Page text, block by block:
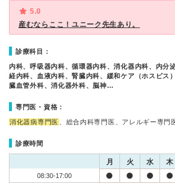
5.0
産むならここ！ユニーク先生あり。
診療科目：
内科、呼吸器内科、循環器内科、消化器内科、内分
経内科、血液内科、腎臓内科、緩和ケア（ホスピス
臓血管外科、消化器外科、脳神…
専門医・資格：
消化器病専門医 、総合内科専門医、アレルギー専門
診療時間
月 火 水 木
08:30-17:00